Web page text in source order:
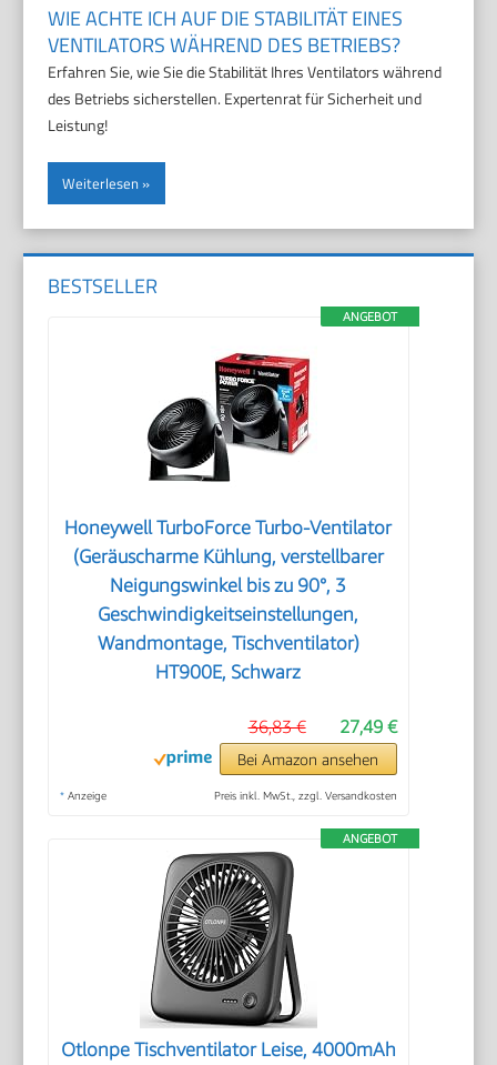
WIE ACHTE ICH AUF DIE STABILITÄT EINES
VENTILATORS WÄHREND DES BETRIEBS?
Erfahren Sie, wie Sie die Stabilität Ihres Ventilators während
des Betriebs sicherstellen. Expertenrat für Sicherheit und
Leistung!
Weiterlesen
BESTSELLER
ANGEBOT
Honeywell TurboForce Turbo-Ventilator
(Geräuscharme Kühlung, verstellbarer
Neigungswinkel bis zu 90°, 3
Geschwindigkeitseinstellungen,
Wandmontage, Tischventilator)
HT900E, Schwarz
27,49 €
36,83 €
Bei Amazon ansehen
* Anzeige Preis inkl. MwSt., zzgl. Versandkosten
ANGEBOT
Otlonpe Tischventilator Leise, 4000mAh